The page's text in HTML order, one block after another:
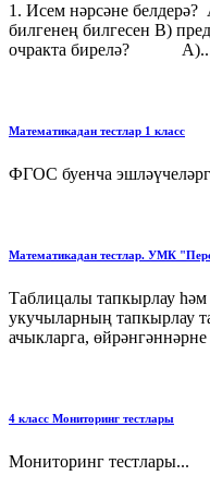
1. Исем нәрсәне
билгенең билгесен В)
очракта бирелә?
Математикадан тестлар 1 класс
ФГОС буенча
Математикадан тестлар. УМК
Таблицалы тапкырлау һәм
укучыларның тапкырлау
ачыкларга,
4 класс Мониторинг тестлары
Мониторинг тестлары...